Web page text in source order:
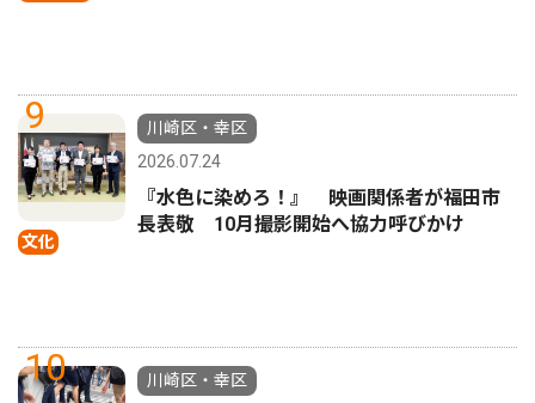
9
文化
川崎区・幸区
2026.07.24
『水色に染めろ！』 映画関係者が福田市
長表敬 10月撮影開始へ協力呼びかけ
10
川崎区・幸区